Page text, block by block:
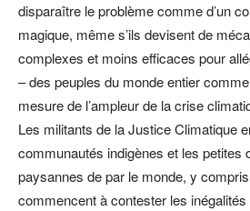
disparaître le problème comme d’un
magique, même s’ils devisent de
complexes et moins efficaces pour
– des peuples du monde entier
mesure de l’ampleur de la crise
Les militants de la Justice Climatique
communautés indigènes et les petites
paysannes de par le monde, y
commencent à contester les